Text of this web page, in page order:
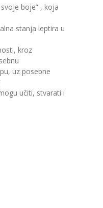
boje” , koja
stanja leptira u
kroz
uz posebne
učiti, stvarati i